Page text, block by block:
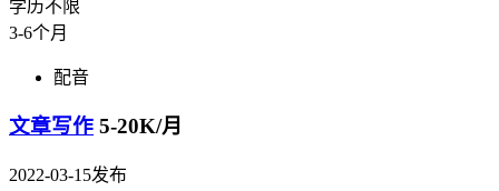
学历不限
3-6个月
配音
文章写作 5-20K/月
2022-03-15发布